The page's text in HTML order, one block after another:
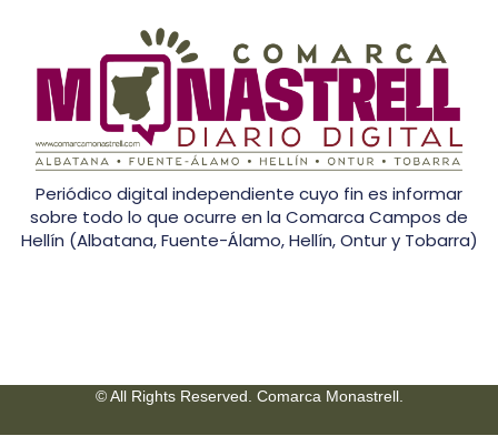
Periódico digital independiente cuyo fin es informar
sobre todo lo que ocurre en la Comarca Campos de
Hellín (Albatana, Fuente-Álamo, Hellín, Ontur y Tobarra)
© All Rights Reserved. Comarca Monastrell.